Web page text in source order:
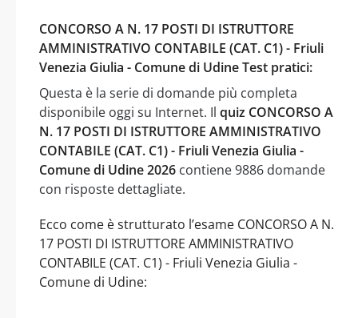
CONCORSO A N. 17 POSTI DI ISTRUTTORE
AMMINISTRATIVO CONTABILE (CAT. C1) - Friuli
Venezia Giulia - Comune di Udine Test pratici:
Questa è la serie di domande più completa
disponibile oggi su Internet. Il quiz CONCORSO A
N. 17 POSTI DI ISTRUTTORE AMMINISTRATIVO
CONTABILE (CAT. C1) - Friuli Venezia Giulia -
Comune di Udine 2026 contiene 9886 domande
con risposte dettagliate.
Ecco come è strutturato l’esame CONCORSO A N.
17 POSTI DI ISTRUTTORE AMMINISTRATIVO
CONTABILE (CAT. C1) - Friuli Venezia Giulia -
Comune di Udine: